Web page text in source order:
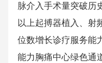
脉介入手术量突破历
以上起搏器植入、射
位数增长诊疗服务能
能力胸痛中心绿色通